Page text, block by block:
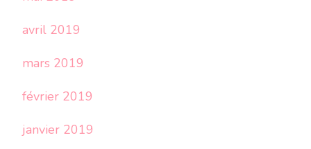
avril 2019
mars 2019
février 2019
janvier 2019